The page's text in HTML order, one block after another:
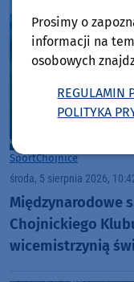
SportChojnice
środa, 5 sierpnia 2026,
Międzynarodowe
Chojnickiego
wicemistrzynią
Prosimy o
informacji na
osobowych
REGULAMIN
POLITYKA